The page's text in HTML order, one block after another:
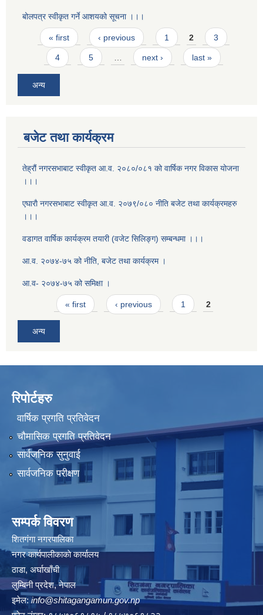
बोलपत्र स्वीकृत गर्ने आशयको सूचना ।।।
Pages
« first ‹ previous 1 2 3
4 5 … next › last »
अन्य
बजेट तथा कार्यक्रम
तेह्रौं नगरसभाबाट स्वीकृत आ‍.व. २०८०/०८१ को वार्षिक नगर विकास योजना
।।।
एघाराै नगरसभाबाट स्वीकृत आ‍.व. २०७९/०८० नीति बजेट तथा कार्यक्रमहरु
।।।
वडागत वार्षिक कार्यक्रम तयारी (वजेट सिलिङ्ग) सम्बन्धमा ।।।
आ.व. २०७४-७५ को नीति, बजेट तथा कार्यक्रम ।
आ.व- २०७४-७५ को समिक्षा ।
Pages« first ‹ previous 1 2
अन्य
रिपोर्टहरु
वार्षिक प्रगति प्रतिवेदन
चौमासिक प्रगति प्रतिवेदन
सार्वजनिक सुनुवाई
सार्वजनिक परीक्षण
सम्पर्क विवरण
शितगंगा नगरपालिका
नगर कार्यपालीकाकाे कार्यालय
ठाडा, अर्घाखाँची
लुम्बिनी प्रदेश, नेपाल
इमेल: info@shitagangamun.gov.np